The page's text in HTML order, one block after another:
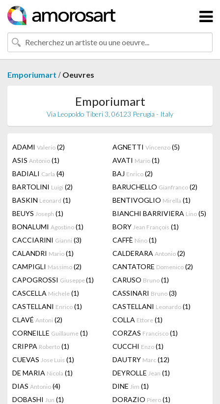
Emporiumart / Oeuvres
Emporiumart
Via Leopoldo Tiberi 3, 06123 Perugia - Italy
ADAMI Valerio (2) AGNETTI Vincenzo (5)
ASIS Antonio (1) AVATI Mario (1)
BADIALI Carla (4) BAJ Enrico (2)
BARTOLINI Luigi (2) BARUCHELLO Gianfranco (2)
BASKIN Leonard (1) BENTIVOGLIO Mirella (1)
BEUYS Joseph (1) BIANCHI BARRIVIERA Lino (5)
BONALUMI Agostino (1) BORY Jean François (1)
CACCIARINI Gianni (3) CAFFÈ Nino (1)
CALANDRI Mario (1) CALDERARA Antonio (2)
CAMPIGLI Massimo (2) CANTATORE Domenico (2)
CAPOGROSSI Giuseppe(1) CARUSO Bruno (1)
CASCELLA Michele (1) CASSINARI Bruno (3)
CASTELLANI Enrico (1) CASTELLANI Leonardo (1)
CLAVÉ Antoni (2) COLLA Ettore (1)
CORNEILLE Guillaume (1) CORZAS Francisco (1)
CRIPPA Roberto (1) CUCCHI Enzo (1)
CUEVAS Jose Luis (1) DAUTRY Marc (12)
DE MARIA Nicola (1) DEYROLLE Jean (1)
DIAS Antonio (4) DINE Jim (1)
DOBASHI Jun (1) DORAZIO Piero (1)